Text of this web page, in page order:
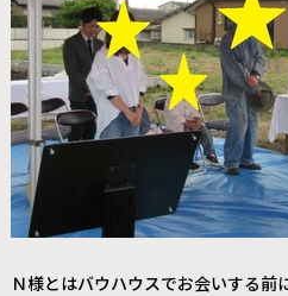
Ｎ様とはバウハウスでお会いする前